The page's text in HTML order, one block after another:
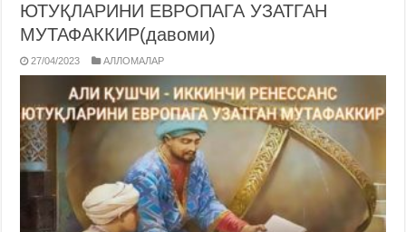
ЮТУҚЛАРИНИ ЕВРОПАГА УЗАТГАН
МУТАФАККИР(давоми)
27/04/2023 АЛЛОМАЛАР